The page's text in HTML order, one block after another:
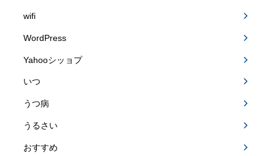
wifi
WordPress
Yahooシッョプ
いつ
うつ病
うるさい
おすすめ